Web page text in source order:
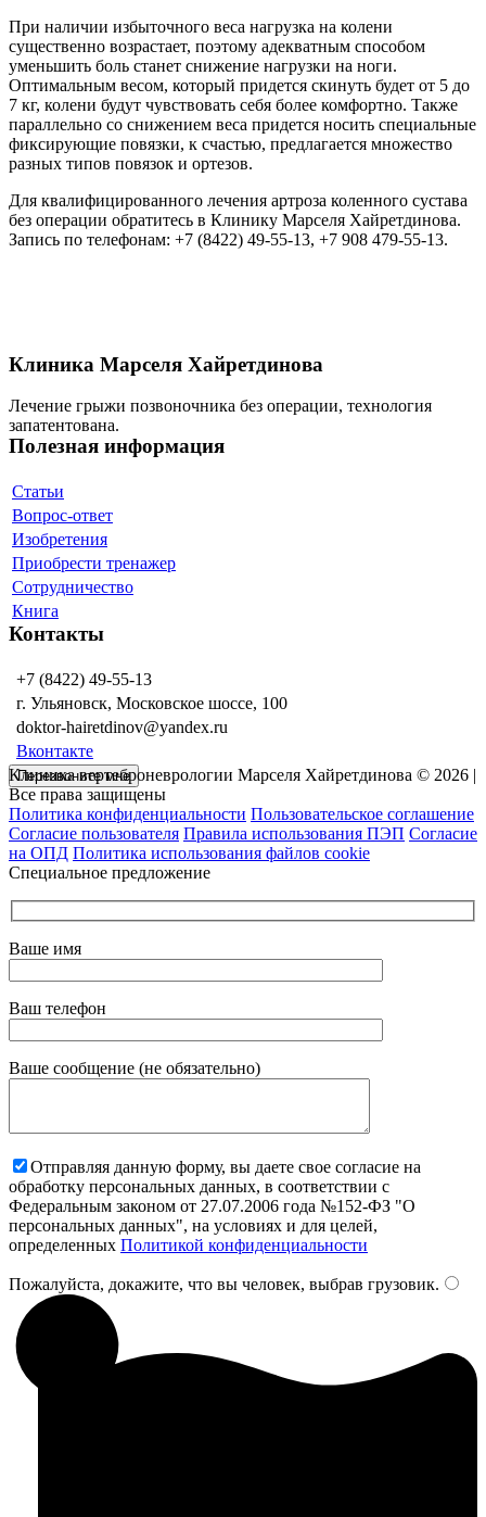
При наличии избыточного веса нагрузка на колени
существенно возрастает, поэтому адекватным способом
уменьшить боль станет снижение нагрузки на ноги.
Оптимальным весом, который придется скинуть будет от 5 до
7 кг, колени будут чувствовать себя более комфортно. Также
параллельно со снижением веса придется носить специальные
фиксирующие повязки, к счастью, предлагается множество
разных типов повязок и ортезов.
Для квалифицированного лечения артроза коленного сустава
без операции обратитесь в Клинику Марселя Хайретдинова.
Запись по телефонам: +7 (8422) 49-55-13, +7 908 479-55-13.
Клиника Марселя Хайретдинова
Лечение грыжи позвоночника без операции, технология
запатентована.
Полезная информация
Статьи
Вопрос-ответ
Изобретения
Приобрести тренажер
Сотрудничество
Книга
Контакты
+7 (8422) 49-55-13
г. Ульяновск, Московское шоссе, 100
doktor-hairetdinov@yandex.ru
Вконтакте
Перезвоните мне
Клиника вертеброневрологии Марселя Хайретдинова © 2026 |
Все права защищены
Политика конфиденциальности Пользовательское соглашение
Согласие пользователя Правила использования ПЭП Согласие
на ОПД Политика использования файлов cookie
Специальное предложение
Ваше имя
Ваш телефон
Ваше сообщение (не обязательно)
Отправляя данную форму, вы даете свое согласие на
обработку персональных данных, в соответствии с
Федеральным законом от 27.07.2006 года №152-ФЗ "О
персональных данных", на условиях и для целей,
определенных Политикой конфиденциальности
Пожалуйста, докажите, что вы человек, выбрав грузовик.